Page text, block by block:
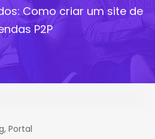
Como criar um site de
P2P
, Portal